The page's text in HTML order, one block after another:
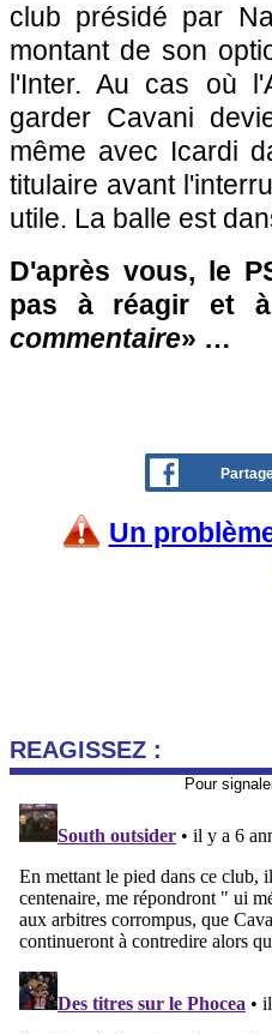
club présidé par
montant de son
l'Inter. Au cas où
garder Cavani
même avec Icardi
titulaire avant
utile. La balle est
D'après vous, le
pas à réagir et
commentaire» …
Un
REAGISSEZ :
Pour